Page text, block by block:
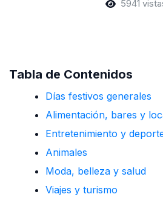
5941
Tabla de Contenidos
Días festivos generales
Alimentación, bares y
Entretenimiento y
Animales
Moda, belleza y salud
Viajes y turismo